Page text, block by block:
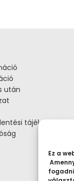
Ez a
után
tájékoztató